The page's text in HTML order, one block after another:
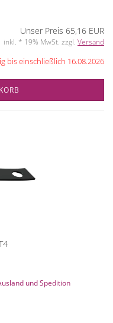
Unser Preis 65,16 EUR
inkl. * 19% MwSt. zzgl. Versand
bis einschließlich 16.08.2026
und Spedition